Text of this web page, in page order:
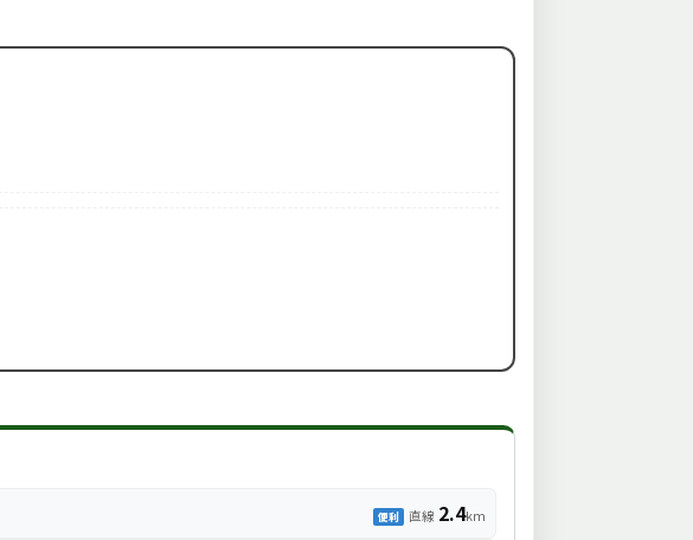
便利 直線 2.4km